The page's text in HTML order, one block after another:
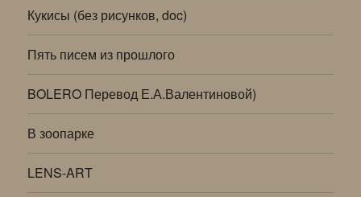
Кукисы (без рисунков, doc)
Пять писем из прошлого
BOLERO Перевод Е.А.Валентиновой)
В зоопарке
LENS-ART